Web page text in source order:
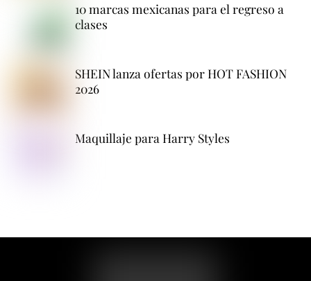
10 marcas mexicanas para el regreso a
clases
SHEIN lanza ofertas por HOT FASHION
2026
Maquillaje para Harry Styles